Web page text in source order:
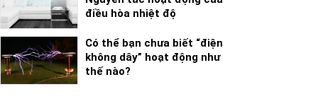
điều hòa nhiệt độ
Có thể bạn chưa biết “điện
không dây” hoạt động như
thế nào?